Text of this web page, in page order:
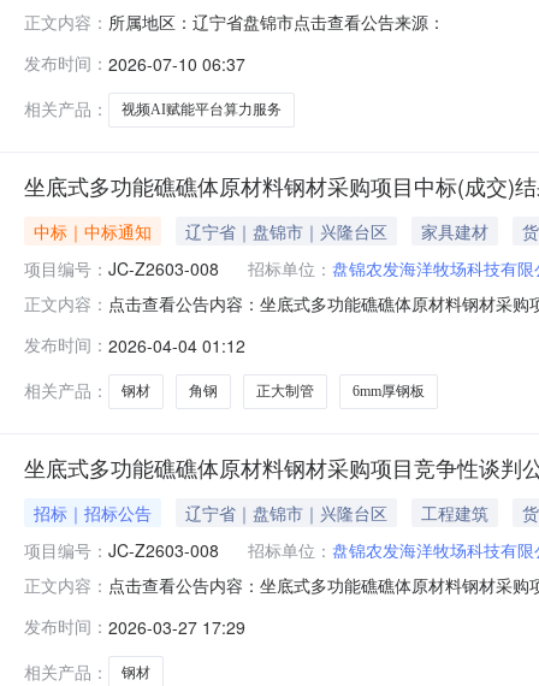
正文内容： 所属地区：辽宁省盘锦市点击查看公告来源：
发布时间： 2026-07-10 06:37
相关产品：
视频AI赋能平台算力服务
坐底式多功能礁礁体原材料钢材采购项目中标(成交)
中标｜中标通知 辽宁省｜盘锦市｜兴隆台区 家具建材
项目编号： JC-Z2603-008 招标单位： 盘锦农发海洋牧场科技有限
正文内容： 点击查看公告内容：坐底式多功能礁礁体原材料钢材采
发布时间： 2026-04-04 01:12
相关产品：
钢材 角钢 正大制管 6mm厚钢板
坐底式多功能礁礁体原材料钢材采购项目竞争性谈判
招标｜招标公告 辽宁省｜盘锦市｜兴隆台区 工程建筑
项目编号： JC-Z2603-008 招标单位： 盘锦农发海洋牧场科技有限
正文内容： 点击查看公告内容：坐底式多功能礁礁体原材料钢材采购
发布时间： 2026-03-27 17:29
相关产品：
钢材